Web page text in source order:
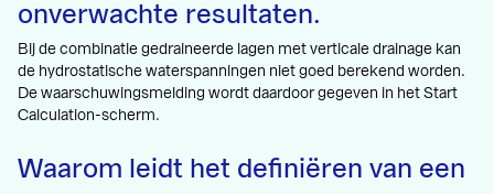
onverwachte resultaten.
Bij de combinatie gedraineerde lagen met verticale drainage kan
de hydrostatische waterspanningen niet goed berekend worden.
De waarschuwingsmelding wordt daardoor gegeven in het Start
Calculation-scherm.
Waarom leidt het definiëren van een